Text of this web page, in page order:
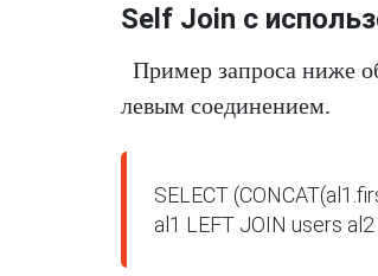
Self Join с
Пример запроса ниже
левым соединением.
SELECT
al1 LEFT JOIN users al2